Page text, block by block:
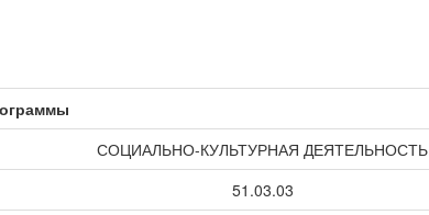
СОЦИАЛЬНО-КУЛЬТУРНАЯ ДЕЯТЕЛЬНОСТЬ
51.03.03